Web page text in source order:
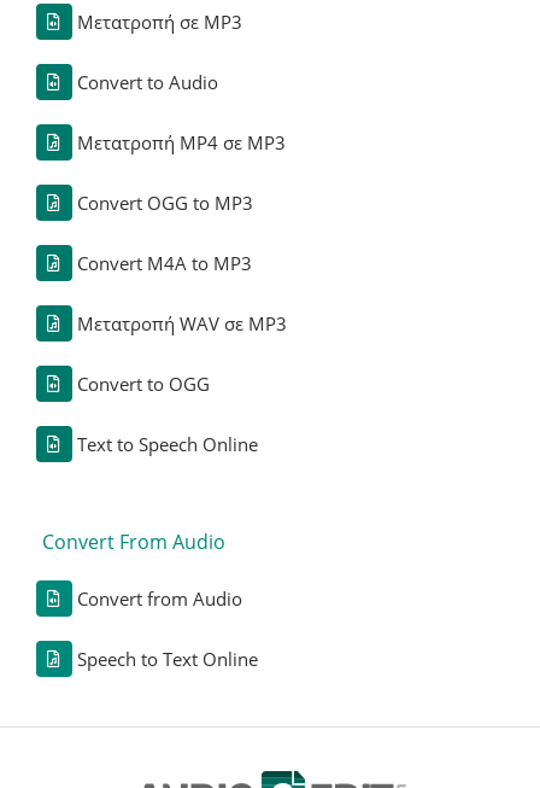
Μετατροπή σε MP3
Convert to Audio
Μετατροπή MP4 σε MP3
Convert OGG to MP3
Convert M4A to MP3
Μετατροπή WAV σε MP3
Convert to OGG
Text to Speech Online
Convert From Audio
Convert from Audio
Speech to Text Online